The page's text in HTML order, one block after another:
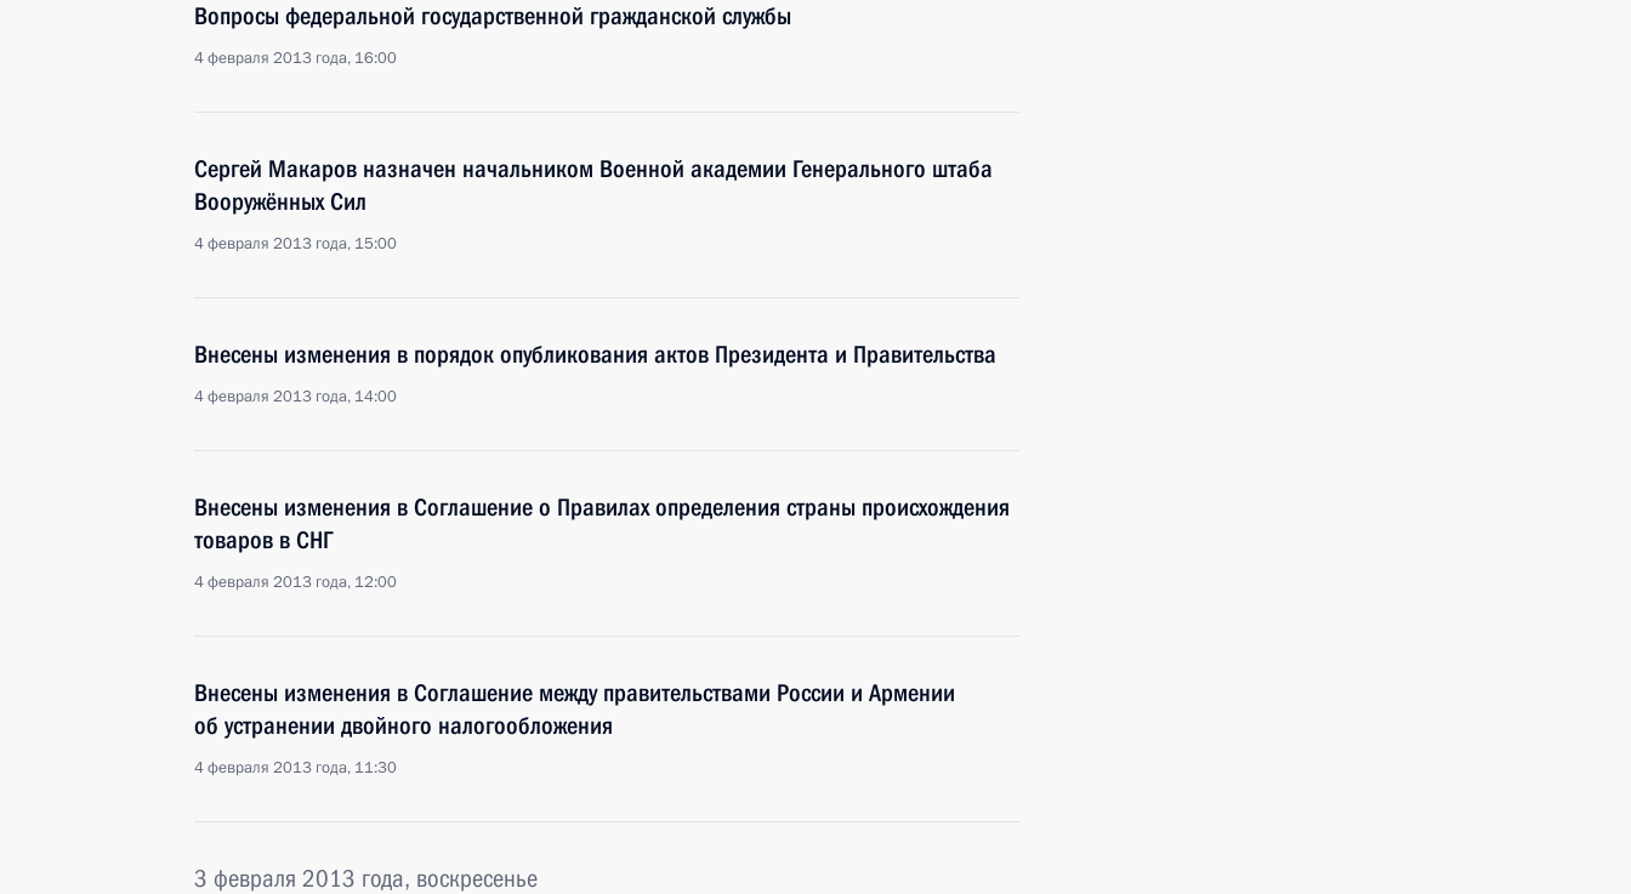
Вопросы федеральной государственной гражданской службы
4 февраля 2013 года, 16:00
Сергей Макаров назначен начальником Военной академии Генерального штаба
Вооружённых Сил
4 февраля 2013 года, 15:00
Внесены изменения в порядок опубликования актов Президента и Правительства
4 февраля 2013 года, 14:00
Внесены изменения в Соглашение о Правилах определения страны происхождения
товаров в СНГ
4 февраля 2013 года, 12:00
Внесены изменения в Соглашение между правительствами России и Армении
об устранении двойного налогообложения
4 февраля 2013 года, 11:30
3 февраля 2013 года, воскресенье